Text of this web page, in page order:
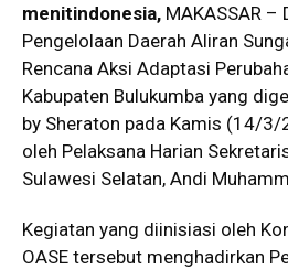
menitindonesia, MAKASSAR –
Pengelolaan Daerah Aliran
Rencana Aksi Adaptasi
Kabupaten Bulukumba yang
by Sheraton pada Kamis (14/3/
oleh Pelaksana Harian
Sulawesi Selatan, Andi
Kegiatan yang diinisiasi oleh
OASE tersebut menghadirkan